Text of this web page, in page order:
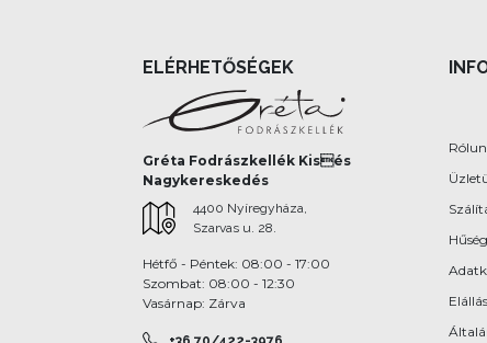
ELÉRHETŐSÉGEK
Gréta Fodrászkellék Kisés
Nagykereskedés
4400 Nyíregyháza,
Szarvas u. 28.
Hétfő - Péntek: 08:00 - 17:00
Szombat: 08:00 - 12:30
Vasárnap: Zárva